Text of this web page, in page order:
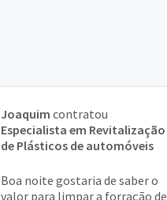
Joaquim contratou
Especialista em Revitalização
de Plásticos de automóveis
Boa noite gostaria de saber o
valor para limpar a forração de